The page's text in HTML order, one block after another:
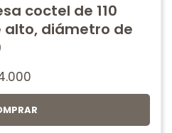
coctel de 110
alto, diámetro de